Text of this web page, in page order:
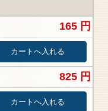
165 円
825 円